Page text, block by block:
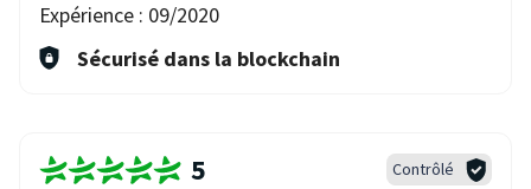
Expérience : 09/2020
Sécurisé dans la blockchain
5 Contrôlé